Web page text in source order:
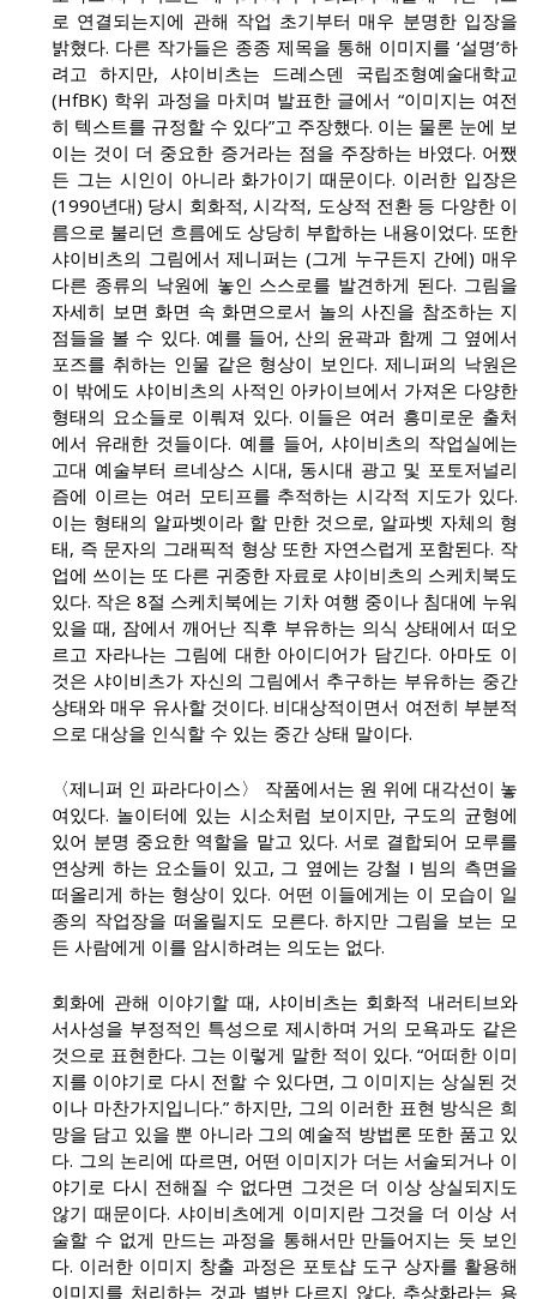
로 연결되는지에 관해 작업 초기부터 매우 분명한 입장을
밝혔다. 다른 작가들은 종종 제목을 통해 이미지를 ‘설명’하
려고 하지만, 샤이비츠는 드레스덴 국립조형예술대학교
(HfBK) 학위 과정을 마치며 발표한 글에서 “이미지는 여전
히 텍스트를 규정할 수 있다”고 주장했다. 이는 물론 눈에 보
이는 것이 더 중요한 증거라는 점을 주장하는 바였다. 어쨌
든 그는 시인이 아니라 화가이기 때문이다. 이러한 입장은
(1990년대) 당시 회화적, 시각적, 도상적 전환 등 다양한 이
름으로 불리던 흐름에도 상당히 부합하는 내용이었다. 또한
샤이비츠의 그림에서 제니퍼는 (그게 누구든지 간에) 매우
다른 종류의 낙원에 놓인 스스로를 발견하게 된다. 그림을
자세히 보면 화면 속 화면으로서 놀의 사진을 참조하는 지
점들을 볼 수 있다. 예를 들어, 산의 윤곽과 함께 그 옆에서
포즈를 취하는 인물 같은 형상이 보인다. 제니퍼의 낙원은
이 밖에도 샤이비츠의 사적인 아카이브에서 가져온 다양한
형태의 요소들로 이뤄져 있다. 이들은 여러 흥미로운 출처
에서 유래한 것들이다. 예를 들어, 샤이비츠의 작업실에는
고대 예술부터 르네상스 시대, 동시대 광고 및 포토저널리
즘에 이르는 여러 모티프를 추적하는 시각적 지도가 있다.
이는 형태의 알파벳이라 할 만한 것으로, 알파벳 자체의 형
태, 즉 문자의 그래픽적 형상 또한 자연스럽게 포함된다. 작
업에 쓰이는 또 다른 귀중한 자료로 샤이비츠의 스케치북도
있다. 작은 8절 스케치북에는 기차 여행 중이나 침대에 누워
있을 때, 잠에서 깨어난 직후 부유하는 의식 상태에서 떠오
르고 자라나는 그림에 대한 아이디어가 담긴다. 아마도 이
것은 샤이비츠가 자신의 그림에서 추구하는 부유하는 중간
상태와 매우 유사할 것이다. 비대상적이면서 여전히 부분적
으로 대상을 인식할 수 있는 중간 상태 말이다.
〈제니퍼 인 파라다이스〉 작품에서는 원 위에 대각선이 놓
여있다. 놀이터에 있는 시소처럼 보이지만, 구도의 균형에
있어 분명 중요한 역할을 맡고 있다. 서로 결합되어 모루를
연상케 하는 요소들이 있고, 그 옆에는 강철 I 빔의 측면을
떠올리게 하는 형상이 있다. 어떤 이들에게는 이 모습이 일
종의 작업장을 떠올릴지도 모른다. 하지만 그림을 보는 모
든 사람에게 이를 암시하려는 의도는 없다.
회화에 관해 이야기할 때, 샤이비츠는 회화적 내러티브와
서사성을 부정적인 특성으로 제시하며 거의 모욕과도 같은
것으로 표현한다. 그는 이렇게 말한 적이 있다. “어떠한 이미
지를 이야기로 다시 전할 수 있다면, 그 이미지는 상실된 것
이나 마찬가지입니다.” 하지만, 그의 이러한 표현 방식은 희
망을 담고 있을 뿐 아니라 그의 예술적 방법론 또한 품고 있
다. 그의 논리에 따르면, 어떤 이미지가 더는 서술되거나 이
야기로 다시 전해질 수 없다면 그것은 더 이상 상실되지도
않기 때문이다. 샤이비츠에게 이미지란 그것을 더 이상 서
술할 수 없게 만드는 과정을 통해서만 만들어지는 듯 보인
다. 이러한 이미지 창출 과정은 포토샵 도구 상자를 활용해
이미지를 처리하는 것과 별반 다르지 않다. 추상화라는 용